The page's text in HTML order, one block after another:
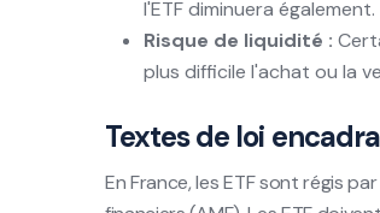
l'ETF diminuera également.
Risque de liquidité :
plus difficile l'achat ou la
Textes de loi
En France, les ETF sont régis